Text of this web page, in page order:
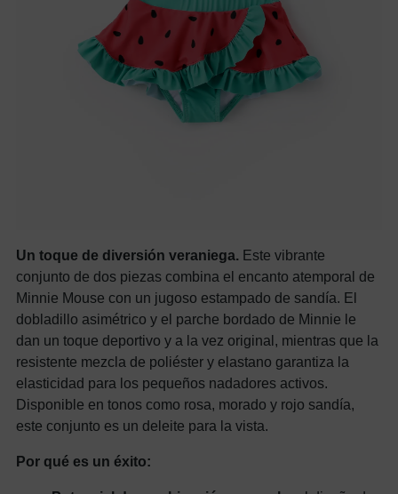
Un toque de diversión veraniega. Este vibrante
conjunto de dos piezas combina el encanto atemporal de
Minnie Mouse con un jugoso estampado de sandía. El
dobladillo asimétrico y el parche bordado de Minnie le
dan un toque deportivo y a la vez original, mientras que la
resistente mezcla de poliéster y elastano garantiza la
elasticidad para los pequeños nadadores activos.
Disponible en tonos como rosa, morado y rojo sandía,
este conjunto es un deleite para la vista.
Por qué es un éxito: